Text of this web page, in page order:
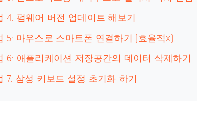
4: 펌웨어 버전 업데이트 해보기
5: 마우스로 스마트폰 연결하기 (효율적x)
6: 애플리케이션 저장공간의 데이터 삭제하기
7: 삼성 키보드 설정 초기화 하기